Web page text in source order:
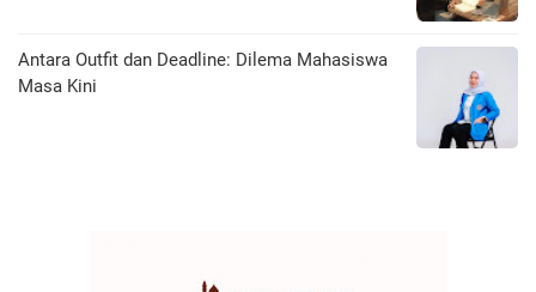
Antara Outfit dan Deadline: Dilema Mahasiswa
Masa Kini